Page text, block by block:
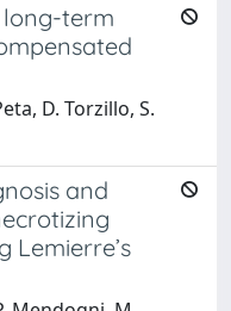
long-term
D. Torzillo, S.
and
Lemierre’s